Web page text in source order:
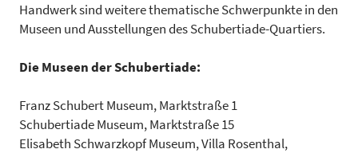
Handwerk sind weitere thematische Schwerpunkte in den
Museen und Ausstellungen des Schubertiade-Quartiers.
Die Museen der Schubertiade:
Franz Schubert Museum, Marktstraße 1
Schubertiade Museum, Marktstraße 15
Elisabeth Schwarzkopf Museum, Villa Rosenthal,